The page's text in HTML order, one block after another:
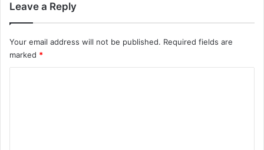
Leave a Reply
Your email address will not be published. Required fields are
marked *